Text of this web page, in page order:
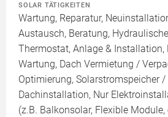
SOLAR TÄTIGKEITEN
Wartung, Reparatur,
Austausch, Beratung,
Thermostat, Anlage & Installation,
Wartung, Dach Vermietung /
Optimierung, Solarstromspeicher /
Dachinstallation, Nur
(z.B. Balkonsolar, Flexible Module,